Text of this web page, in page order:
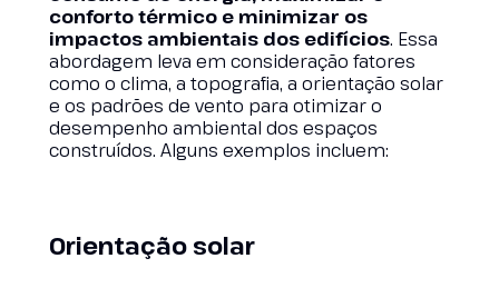
conforto térmico e minimizar os
impactos ambientais dos edifícios. Essa
abordagem leva em consideração fatores
como o clima, a topografia, a orientação solar
e os padrões de vento para otimizar o
desempenho ambiental dos espaços
construídos. Alguns exemplos incluem:
Orientação solar